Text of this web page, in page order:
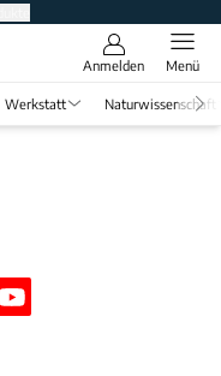
Anmelden Menü
Werkstatt Naturwissenschaft